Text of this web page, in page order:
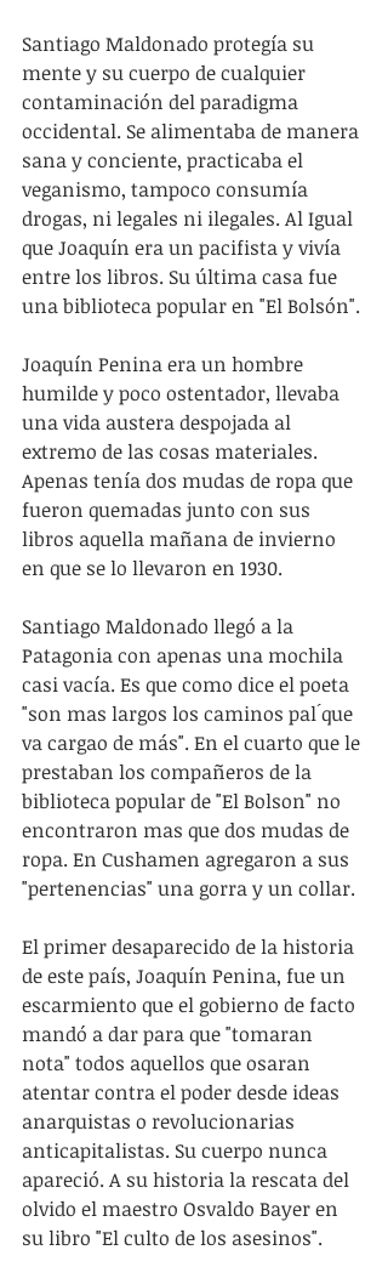
Santiago Maldonado protegía su
mente y su cuerpo de cualquier
contaminación del paradigma
occidental. Se alimentaba de manera
sana y conciente, practicaba el
veganismo, tampoco consumía
drogas, ni legales ni ilegales. Al Igual
que Joaquín era un pacifista y vivía
entre los libros. Su última casa fue
una biblioteca popular en "El Bolsón".
Joaquín Penina era un hombre
humilde y poco ostentador, llevaba
una vida austera despojada al
extremo de las cosas materiales.
Apenas tenía dos mudas de ropa que
fueron quemadas junto con sus
libros aquella mañana de invierno
en que se lo llevaron en 1930.
Santiago Maldonado llegó a la
Patagonia con apenas una mochila
casi vacía. Es que como dice el poeta
"son mas largos los caminos pal ́que
va cargao de más". En el cuarto que le
prestaban los compañeros de la
biblioteca popular de "El Bolson" no
encontraron mas que dos mudas de
ropa. En Cushamen agregaron a sus
"pertenencias" una gorra y un collar.
El primer desaparecido de la historia
de este país, Joaquín Penina, fue un
escarmiento que el gobierno de facto
mandó a dar para que "tomaran
nota" todos aquellos que osaran
atentar contra el poder desde ideas
anarquistas o revolucionarias
anticapitalistas. Su cuerpo nunca
apareció. A su historia la rescata del
olvido el maestro Osvaldo Bayer en
su libro "El culto de los asesinos".